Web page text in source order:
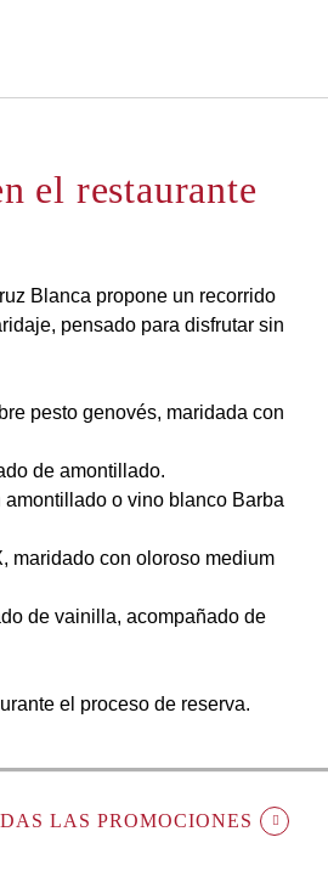
el restaurante
Blanca propone un recorrido
pensado para disfrutar sin
pesto genovés, maridada con
de amontillado.
o vino blanco Barba
maridado con oloroso medium
de vainilla, acompañado de
el proceso de reserva.
LAS PROMOCIONES